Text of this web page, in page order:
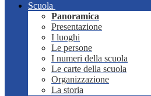
Scuola
Panoramica
Presentazione
I luoghi
Le persone
I numeri della scuola
Le carte della scuola
Organizzazione
La storia